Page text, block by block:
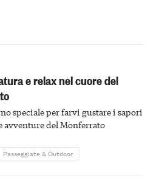
e relax nel cuore del
speciale per farvi gustare i sapori
avventure del Monferrato
Passeggiate & Outdoor